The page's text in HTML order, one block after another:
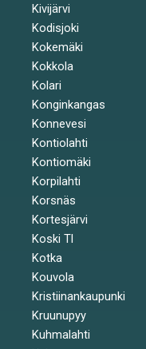
Kivijärvi
Kodisjoki
Kokemäki
Kokkola
Kolari
Konginkangas
Konnevesi
Kontiolahti
Kontiomäki
Korpilahti
Korsnäs
Kortesjärvi
Koski Tl
Kotka
Kouvola
Kristiinankaupunki
Kruunupyy
Kuhmalahti